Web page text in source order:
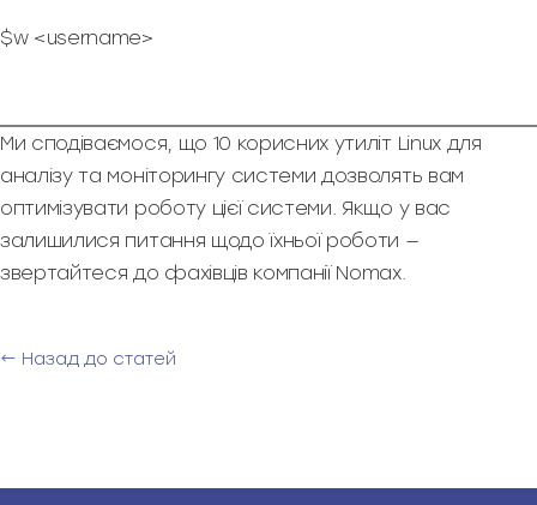
$w <username>
Ми сподіваємося, що 10 корисних утиліт Linux для
аналізу та моніторингу системи дозволять вам
оптимізувати роботу цієї системи. Якщо у вас
залишилися питання щодо їхньої роботи —
звертайтеся до фахівців компанії Nomax.
← Назад до статей